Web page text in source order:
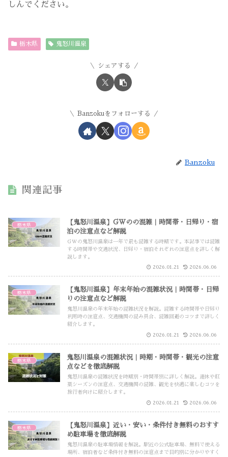
しんでください。
栃木県 鬼怒川温泉
シェアする
Banzokuをフォローする
Banzoku
関連記事
栃木県
【鬼怒川温泉】GWのの混雑｜時間帯・日帰り・宿
泊の注意点など解説
GWの鬼怒川温泉は一年で最も混雑する時期です。本記事では混雑
する時間帯や交通状況、日帰り・宿泊それぞれの注意点を詳しく解
説します。
2026.01.21 2026.06.06
栃木県
【鬼怒川温泉】年末年始の混雑状況｜時間帯・日帰
りの注意点など解説
鬼怒川温泉の年末年始の混雑状況を解説。混雑する時間帯や日帰り
利用時の注意点、交通機関の混み具合、混雑回避のコツまで詳しく
紹介します。
2026.01.21 2026.06.06
栃木県
鬼怒川温泉の混雑状況｜時期・時間帯・観光の注意
点などを徹底解説
鬼怒川温泉の混雑状況を時期別・時間帯別に詳しく解説。連休や紅
葉シーズンの注意点、交通機関の混雑、観光を快適に楽しむコツを
旅行者向けに紹介します。
2026.01.21 2026.06.06
栃木県
【鬼怒川温泉】近い・安い・条件付き無料のおすす
め駐車場を徹底解説
鬼怒川温泉の駐車場情報を解説。駅近の公式駐車場、無料で使える
場所、宿泊者など条件付き無料の注意点まで目的別に分かりやすく